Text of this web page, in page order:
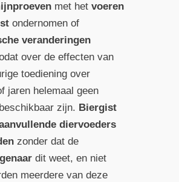
met het voeren
ondernomen of
veranderingen
over de effecten van
toediening over
jaren helemaal geen
zijn. Biergist
diervoeders
zonder dat de
dit weet, en niet
meerdere van deze